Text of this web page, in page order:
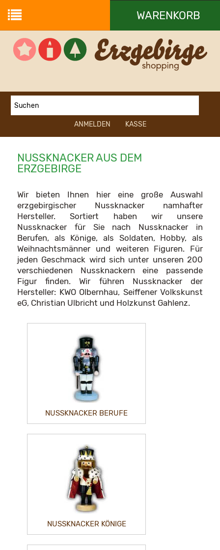
WARENKORB
Ihr Warenkorb ist leer.
ANMELDEN KASSE
NUSSKNACKER AUS DEM
ERZGEBIRGE
Wir bieten Ihnen hier eine große Auswahl
erzgebirgischer Nussknacker namhafter
Hersteller. Sortiert haben wir unsere
Nussknacker für Sie nach Nussknacker in
Berufen, als Könige, als Soldaten, Hobby, als
Weihnachtsmänner und weiteren Figuren. Für
jeden Geschmack wird sich unter unseren 200
verschiedenen Nussknackern eine passende
Figur finden. Wir führen Nussknacker der
Hersteller: KWO Olbernhau, Seiffener Volkskunst
eG, Christian Ulbricht und Holzkunst Gahlenz.
NUSSKNACKER BERUFE
NUSSKNACKER KÖNIGE